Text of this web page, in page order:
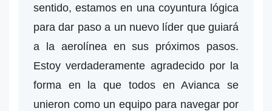
sentido, estamos en una coyuntura lógica
para dar paso a un nuevo líder que guiará
a la aerolínea en sus próximos pasos.
Estoy verdaderamente agradecido por la
forma en la que todos en Avianca se
unieron como un equipo para navegar por